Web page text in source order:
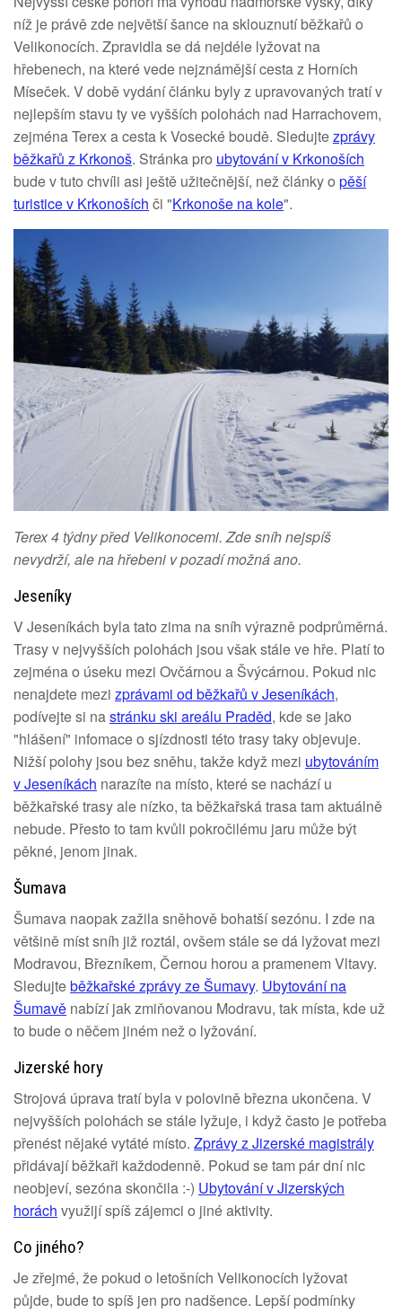
níž je právě zde největší šance na sklouznutí běžkařů o
Velikonocích. Zpravidla se dá nejdéle lyžovat na
hřebenech, na které vede nejznámější cesta z Horních
Míseček. V době vydání článku byly z upravovaných tratí v
nejlepším stavu ty ve vyšších polohách nad Harrachovem,
zejména Terex a cesta k Vosecké boudě. Sledujtezprávy
běžkařů z Krkonoš. Stránka pro ubytování v Krkonoších
bude v tuto chvíli asi ještě užitečnější, než články o pěší
turistice v Krkonoších či "Krkonoše na kole".
Terex 4 týdny před Velikonocemi. Zde sníh nejspíš
nevydrží, ale na hřebeni v pozadí možná ano.
Jeseníky
V Jeseníkách byla tato zima na sníh výrazně podprůměrná.
Trasy v nejvyšších polohách jsou však stále ve hře. Platí to
zejména o úseku mezi Ovčárnou a Švýcárnou. Pokud nic
nenajdete mezi zprávami od běžkařů v Jeseníkách,
podívejte si nastránku ski areálu Praděd, kde se jako
"hlášení" infomace o sjízdnosti této trasy taky objevuje.
Nižší polohy jsou bez sněhu, takže když mezi ubytováním
v Jeseníkách narazíte na místo, které se nachází u
běžkařské trasy ale nízko, ta běžkařská trasa tam aktuálně
nebude. Přesto to tam kvůli pokročilému jaru může být
pěkné, jenom jinak.
Šumava
Šumava naopak zažila sněhově bohatší sezónu. I zde na
většině míst sníh již roztál, ovšem stále se dá lyžovat mezi
Modravou, Březníkem, Černou horou a pramenem Vltavy.
Sledujteběžkařské zprávy ze Šumavy. Ubytování na
Šumavě nabízí jak zmiňovanou Modravu, tak místa, kde už
to bude o něčem jiném než o lyžování.
Jizerské hory
Strojová úprava tratí byla v polovině března ukončena. V
nejvyšších polohách se stále lyžuje, i když často je potřeba
přenést nějaké vytáté místo. Zprávy z Jizerské magistrály
přidávají běžkaři každodenně. Pokud se tam pár dní nic
neobjeví, sezóna skončila :-) Ubytování v Jizerských
horách využijí spíš zájemci o jiné aktivity.
Co jiného?
Je zřejmé, že pokud o letošních Velikonocích lyžovat
půjde, bude to spíš jen pro nadšence. Lepší podmínky